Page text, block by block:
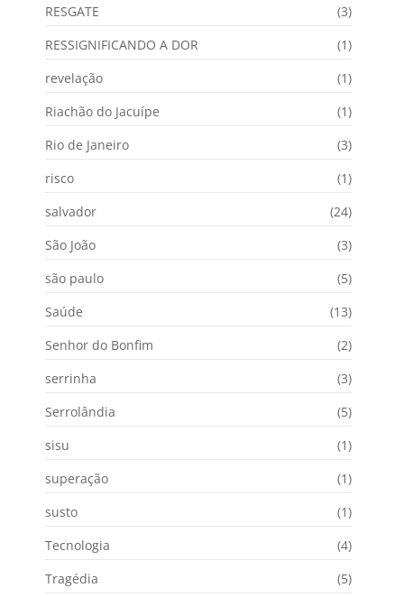
RESGATE
(3)
RESSIGNIFICANDO A DOR
(1)
revelação
(1)
Riachão do Jacuípe
(1)
Rio de Janeiro
(3)
risco
(1)
salvador
(24)
São João
(3)
são paulo
(5)
Saúde
(13)
Senhor do Bonfim
(2)
serrinha
(3)
Serrolândia
(5)
sisu
(1)
superação
(1)
susto
(1)
Tecnologia
(4)
Tragédia
(5)